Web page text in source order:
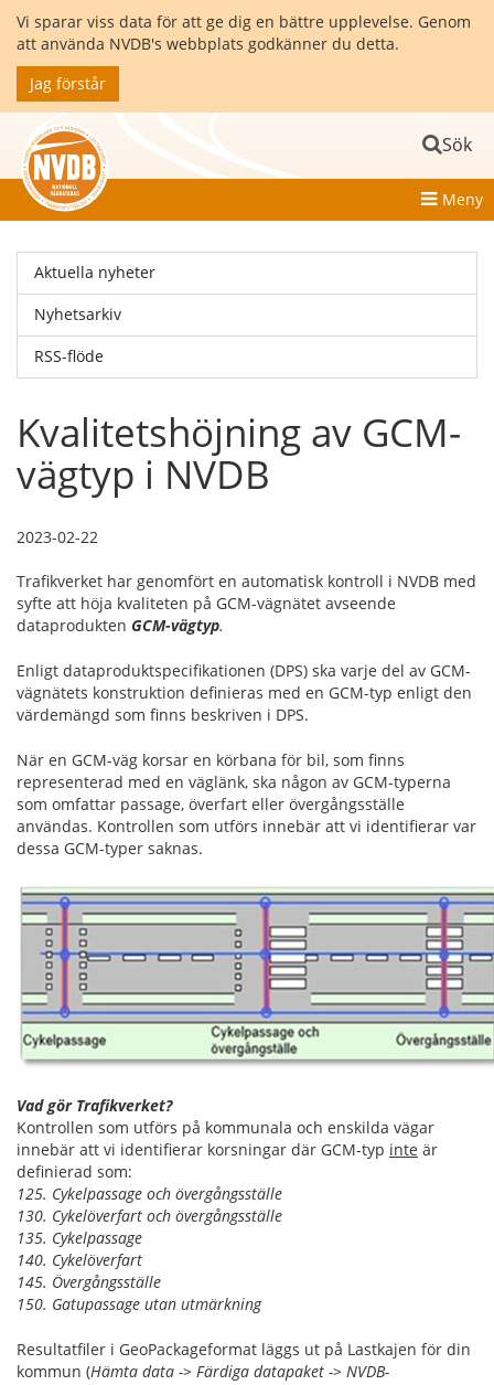
Vi sparar viss data för att ge dig en bättre upplevelse. Genom
att använda NVDB's webbplats godkänner du detta.
Jag förstår
Sök
Meny
Aktuella nyheter
Nyhetsarkiv
RSS-flöde
Kvalitetshöjning av GCM-
vägtyp i NVDB
2023-02-22
Trafikverket har genomfört en automatisk kontroll i NVDB med
syfte att höja kvaliteten på GCM-vägnätet avseende
dataprodukten GCM-vägtyp.
Enligt dataproduktspecifikationen (DPS) ska varje del av GCM-
vägnätets konstruktion definieras med en GCM-typ enligt den
värdemängd som finns beskriven i DPS.
När en GCM-väg korsar en körbana för bil, som finns
representerad med en väglänk, ska någon av GCM-typerna
som omfattar passage, överfart eller övergångsställe
användas. Kontrollen som utförs innebär att vi identifierar var
dessa GCM-typer saknas.
Vad gör Trafikverket?
Kontrollen som utförs på kommunala och enskilda vägar
innebär att vi identifierar korsningar där GCM-typ inte är
definierad som:
125. Cykelpassage och övergångsställe
130. Cykelöverfart och övergångsställe
135. Cykelpassage
140. Cykelöverfart
145. Övergångsställe
150. Gatupassage utan utmärkning
Resultatfiler i GeoPackageformat läggs ut på Lastkajen för din
kommun (Hämta data -> Färdiga datapaket -> NVDB-